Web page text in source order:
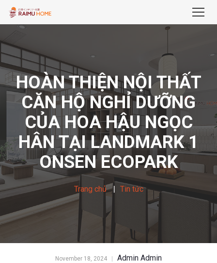
HOÀN THIỆN NỘI THẤT
CĂN HỘ NGHỈ DƯỠNG
CỦA HOA HẬU NGỌC
HÂN TẠI LANDMARK 1
ONSEN ECOPARK
Trang chủ Tin tức
November 18, 2024 Admin Admin